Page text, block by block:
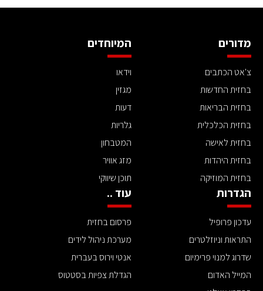
מדורים
צ'אט הכתבים
בחזית החדשות
בחזית הבריאות
בחזית הכלכלית
בחזית לאישה
בחזית היהדות
בחזית המוזיקה
המיוחדים
וידאו
מגזין
דעות
גלריות
המטבחון
מזג אוויר
תוכן שיווקי
הגדרות
עדכון פרופיל
התראות וניוזלטרים
שדרוג למנוי פרימיום
המייל האדום
עוד ..
פרסום בחזית
מערכת ניהול לידים
אנטי וירוס בעברית
הגדלת צפיות בסטטוס